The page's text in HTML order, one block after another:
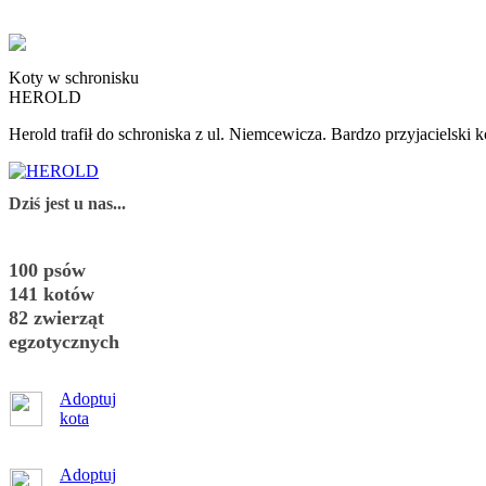
Koty w schronisku
HEROLD
Herold trafił do schroniska z ul. Niemcewicza. Bardzo przyjacielski
Dziś jest u nas...
100 psów
141 kotów
82 zwierząt
egzotycznych
Adoptuj
kota
Adoptuj